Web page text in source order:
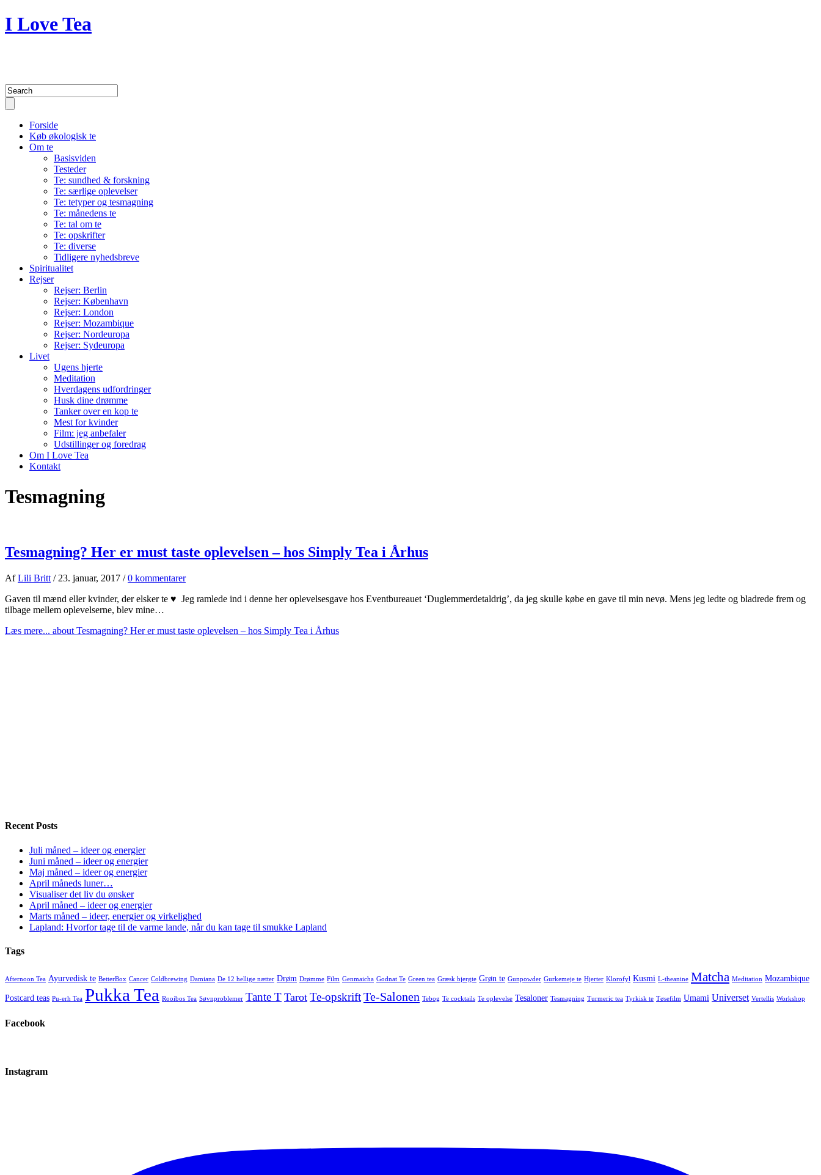
I Love Tea
Forside
Køb økologisk te
Om te
Basisviden
Testeder
Te: sundhed & forskning
Te: særlige oplevelser
Te: tetyper og tesmagning
Te: månedens te
Te: tal om te
Te: opskrifter
Te: diverse
Tidligere nyhedsbreve
Spiritualitet
Rejser
Rejser: Berlin
Rejser: København
Rejser: London
Rejser: Mozambique
Rejser: Nordeuropa
Rejser: Sydeuropa
Livet
Ugens hjerte
Meditation
Hverdagens udfordringer
Husk dine drømme
Tanker over en kop te
Mest for kvinder
Film: jeg anbefaler
Udstillinger og foredrag
Om I Love Tea
Kontakt
Tesmagning
Tesmagning? Her er must taste oplevelsen – hos Simply Tea i Århus
AfLili Britt / 23. januar, 2017 / 0 kommentarer
Gaven til mænd eller kvinder, der elsker te ♥ Jeg ramlede ind i denne her oplevelsesgave hos Eventbureauet ‘Duglemmerdetaldrig’, da jeg skulle købe en gave til min nevø. Mens jeg ledte og bladrede frem og
tilbage mellem oplevelserne, blev mine…
Læs mere... about Tesmagning? Her er must taste oplevelsen – hos Simply Tea i Århus
Recent Posts
Juli måned – ideer og energier
Juni måned – ideer og energier
Maj måned – ideer og energier
April måneds luner…
Visualiser det liv du ønsker
April måned – ideer og energier
Marts måned – ideer, energier og virkelighed
Lapland: Hvorfor tage til de varme lande, når du kan tage til smukke Lapland
Tags
Afternoon Tea Ayurvedisk te BetterBox Cancer Coldbrewing Damiana De 12 hellige nætter Drøm Drømme Film Genmaicha Godnat Te Green tea Græsk bjergte Grøn te Gunpowder Gurkemeje te Hjerter Klorofyl Kusmi L-theanine Matcha Meditation Mozambique
Postcard teas Pu-erh Tea Pukka Tea Rooibos Tea Søvnproblemer Tante T Tarot Te-opskriftTe-Salonen Tebog Te cocktails Te oplevelse Tesaloner Tesmagning Turmeric tea Tyrkisk te Tøsefilm Umami Universet Vertellis Workshop
Facebook
Instagram